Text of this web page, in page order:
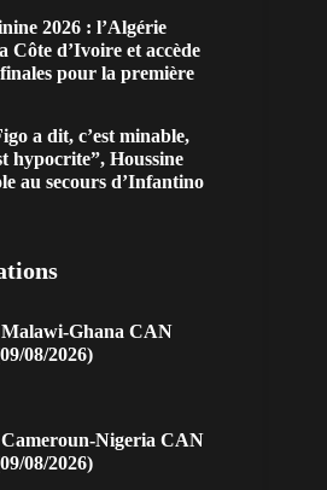
2026 : l’Algérie
Côte d’Ivoire et accède
pour la première
a dit, c’est minable,
hypocrite”, Houssine
au secours d’Infantino
Ghana CAN
08/2026)
Nigeria CAN
08/2026)